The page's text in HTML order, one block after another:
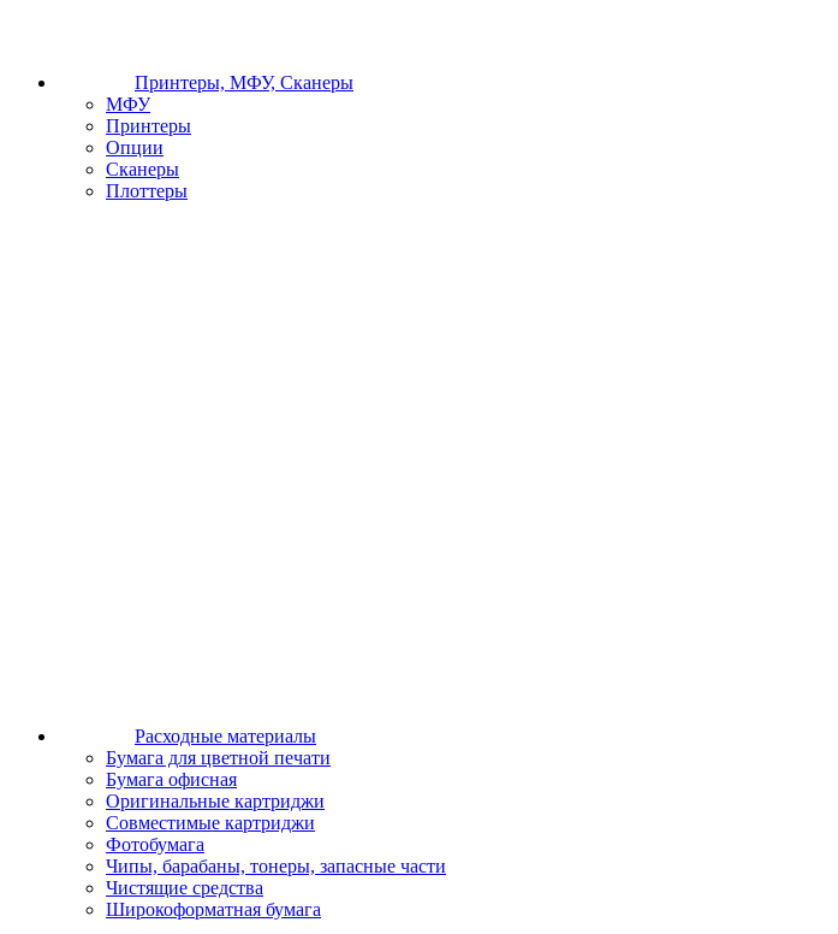
Принтеры, МФУ, Сканеры
МФУ
Принтеры
Опции
Сканеры
Плоттеры
Расходные материалы
Бумага для цветной печати
Бумага офисная
Оригинальные картриджи
Совместимые картриджи
Фотобумага
Чипы, барабаны, тонеры, запасные части
Чистящие средства
Широкоформатная бумага